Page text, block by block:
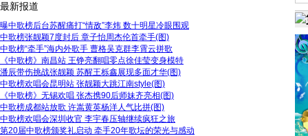
最新报道
曝中歌榜后台苏醒痛打“情敌”李炜 数十明星冷眼围观
中歌榜张靓颖7度封后 章子怡周杰伦首牵手(图)
中歌榜“牵手”海内外歌手 曹格吴克群李霄云拼歌
《中歌榜》南昌站 王铮亮翻唱零点徐佳莹变身模特
潘辰带伤挑战张靓颖 苏醒王栎鑫展现多面才华(图)
中歌榜欢唱会昆明站 张靓颖大跳江南style(图)
《中歌榜》无锡欢唱 张杰携90后师妹齐亮相(图)
中歌榜成都站放歌 许嵩黄英杨洋人气比拼(图)
中歌榜欢唱会深圳收官 李宇春压轴继续疯狂之旅
第20届中歌榜颁奖礼启动 牵手20年歌坛的荣光与感动